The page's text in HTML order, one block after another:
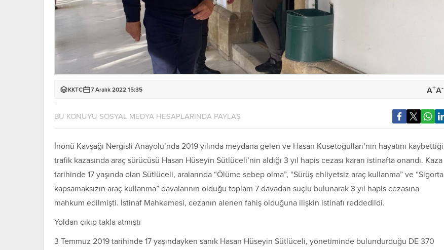
KKTC 7 Aralık 2022 15:35 A+A-
BU KONUYU SOSYAL MEDYA HESAPLARINDA PAYLAŞ
İnönü Kavşağı Nergisli Anayolu’nda 2019 yılında meydana gelen ve Hasan Kusetoğulları’nın hayatını kaybettiği
trafik kazasında araç sürücüsü Hasan Hüseyin Sütlüceli’nin aldığı 3 yıl hapis cezası kararı istinafta onandı. Kaza
tarihinde 17 yaşında olan Sütlüceli, aralarında “Ölüme sebep olma”, “Sürüş ehliyetsiz araç kullanma” ve “Sigorta
kapsamaksızın araç kullanma” davalarının olduğu toplam 7 davadan suçlu bulunarak 3 yıl hapis cezasına
mahkum edilmişti. İstinaf Mahkemesi, cezanın alenen fahiş olduğuna ilişkin istinafı reddedildi.
Yoldan çıkıp takla atmıştı
3 Temmuz 2019 tarihinde 17 yaşındayken sanık Hasan Hüseyin Sütlüceli, yönetiminde bulundurduğu DE 370